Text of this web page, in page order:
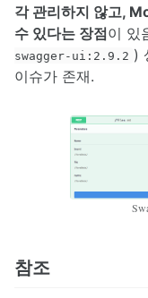
각 관리하지 않고,
수 있다는 장점이 있
swagger-ui:2.9.2 )
이슈가 존재.
참조